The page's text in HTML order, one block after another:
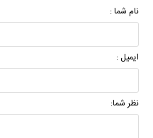
نام شما :
ایمیل :
نظر شما: